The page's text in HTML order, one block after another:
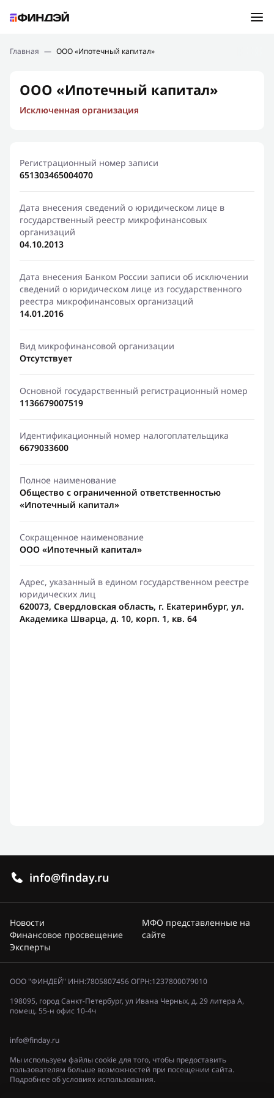
Подбор займа
Новости
Финансовое просвещение
Главная — ООО «Ипотечный капитал»
ООО «Ипотечный капитал»
Исключенная организация
Регистрационный номер записи
651303465004070
Дата внесения сведений о юридическом лице в
государственный реестр микрофинансовых
организаций
04.10.2013
Дата внесения Банком России записи об исключении
сведений о юридическом лице из государственного
реестра микрофинансовых организаций
14.01.2016
Вид микрофинансовой организации
Отсутствует
Основной государственный регистрационный номер
1136679007519
Идентификационный номер налогоплательщика
6679033600
Полное наименование
Общество с ограниченной ответственностью
«Ипотечный капитал»
Сокращенное наименование
ООО «Ипотечный капитал»
Адрес, указанный в едином государственном реестре
юридических лиц
620073, Свердловская область, г. Екатеринбург, ул.
Академика Шварца, д. 10, корп. 1, кв. 64
info@finday.ru
Новости
Финансовое просвещение
Эксперты
МФО представленные на
сайте
ООО "ФИНДЕЙ" ИНН:7805807456 ОГРН:1237800079010
198095, город Санкт-Петербург, ул Ивана Черных, д. 29 литера А,
помещ. 55-н офис 10-4ч
info@finday.ru
Мы используем файлы cookie для того, чтобы предоставить
пользователям больше возможностей при посещении сайта.
Подробнее об условиях использования.
Ошибка:Контактная форма не найдена.
Спасибо, что написали нам
Мы свяжемся с Вами в ближайшее время и сообщим
результат
Отправить новый запрос